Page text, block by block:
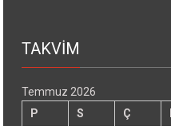
TAKVİM
Temmuz 2026
P
S Ç